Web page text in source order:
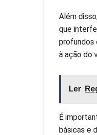
Além
que
profundos
à ação do
Ler
É
básicas e